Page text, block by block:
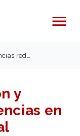
Menú
(UF0855)
y
en